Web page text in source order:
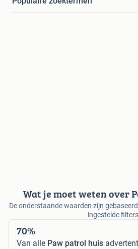
Wat je moet weten over
De onderstaande waarden zijn
ingestelde filters
70%
Van alle Paw patrol huis